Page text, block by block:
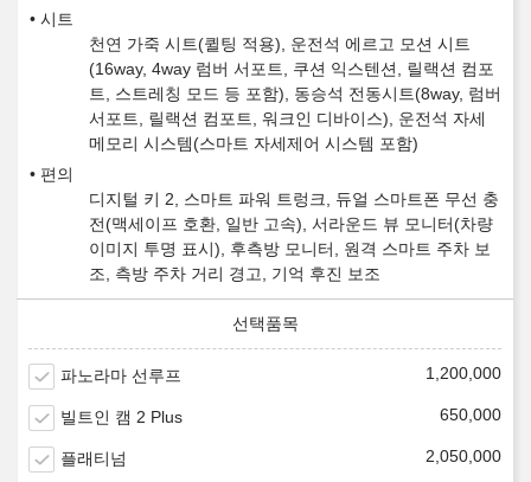
시트
천연 가죽 시트(퀼팅 적용), 운전석 에르고 모션 시트
(16way, 4way 럼버 서포트, 쿠션 익스텐션, 릴랙션 컴포
트, 스트레칭 모드 등 포함), 동승석 전동시트(8way, 럼버
서포트, 릴랙션 컴포트, 워크인 디바이스), 운전석 자세
메모리 시스템(스마트 자세제어 시스템 포함)
편의
디지털 키 2, 스마트 파워 트렁크, 듀얼 스마트폰 무선 충
전(맥세이프 호환, 일반 고속), 서라운드 뷰 모니터(차량
이미지 투명 표시), 후측방 모니터, 원격 스마트 주차 보
조, 측방 주차 거리 경고, 기억 후진 보조
파노라마 선루프 1,200,000
빌트인 캠 2 Plus 650,000
플래티넘 2,050,000